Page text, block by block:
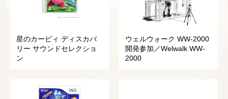
星のカービィ ディスカバ
リー サウンドセレクショ
ン
ウェルウォーク WW-2000
開発参加／Welwalk WW-
2000